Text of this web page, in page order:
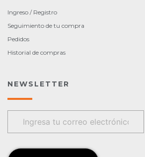
Ingreso / Registro
Seguimiento de tu compra
Pedidos
Historial de compras
NEWSLETTER